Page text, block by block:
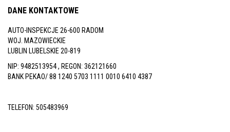
DANE KONTAKTOWE
AUTO-INSPEKCJE 26-600 RADOM
WOJ. MAZOWIECKIE
LUBLIN LUBELSKIE 20-819
NIP: 9482513954 , REGON: 362121660
BANK PEKAO/ 88 1240 5703 1111 0010 6410 4387
TELEFON: 505483969